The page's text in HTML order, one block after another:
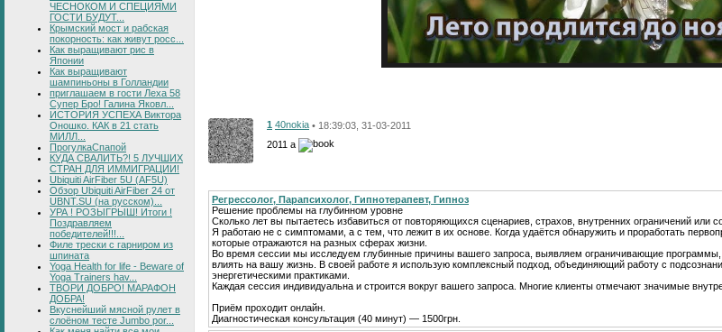
ЧЕСНОКОМ И СПЕЦИЯМИ
ГОСТИ БУДУТ...
Крымский мост и рабская
покорность: как живут росс...
Как выращивают рис в
Японии
Как выращивают
шампиньоны в Голландии
приглашаем в гости Леха 58
Супер Бро! Галина Яковл...
ИСТОРИЯ УСПЕХА Виктора
Оношко. КАК в 21 стать
МИЛЛ...
ПрогулкаСпапой
КУДА СВАЛИТЬ?! 5 ЛУЧШИХ
СТРАН ДЛЯ ИММИГРАЦИИ!
Ubiquiti AirFiber 5U (AF5U)
Обзор Ubiquiti AirFiber 24 от
UBNT.SU (на русском)...
УРА ! РОЗЫГРЫШ! Итоги !
Поздравляем
победителей!!!...
Филе трески с гарниром из
шпината
Yoga Health for life - Beware of
Yoga Trainers hav...
ТВОРИ ДОБРО! МАРАФОН
ДОБРА!
Вкуснейший мясной рулет в
слоёном тесте Jumbo por...
1 40nokia • 18:39:03, 31-03-2011
2011 a
Регрессолог, Парапсихолог, Гипнотерапевт, Гипноз
Решение проблемы на глубинном уровне
Сколько лет вы пытаетесь избавиться от повторяющихся сценариев, страхов, внутренних ограничений
Я работаю не с симптомами, а с тем, что лежит в их основе. Когда удаётся обнаружить и проработать
которые отражаются на разных сферах жизни.
Во время сессии мы исследуем глубинные причины вашего запроса, выявляем ограничивающие
влиять на вашу жизнь. В своей работе я использую комплексный подход, объединяющий работу с
энергетическими практиками.
Каждая сессия индивидуальна и строится вокруг вашего запроса. Многие клиенты отмечают значимые
Приём проходит онлайн.
Диагностическая консультация (40 минут) — 1500грн.